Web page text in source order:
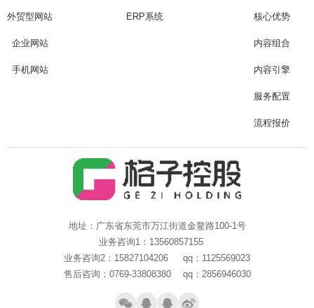
外贸型网站
企业网站
手机网站
ERP系统 核心优势
内容组合
内容引擎
服务配置
流程报价
地址：广东省东莞市万江街道金鳌路100-1号
业务咨询1：13560857155
业务咨询2：15827104206 qq：1125569023
售后咨询：0769-33808380 qq：2856946030